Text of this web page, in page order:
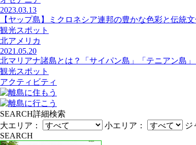
2023.03.13
【ヤップ島】ミクロネシア連邦の豊かな色彩と伝統
観光スポット
北アメリカ
2021.05.20
北マリアナ諸島とは？「サイパン島」「テニアン島
観光スポット
アクティビティ
SEARCH詳細検索
大エリア：
小エリア： ジ
SEARCH